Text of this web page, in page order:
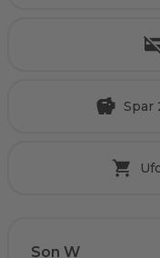
Spar
Son W